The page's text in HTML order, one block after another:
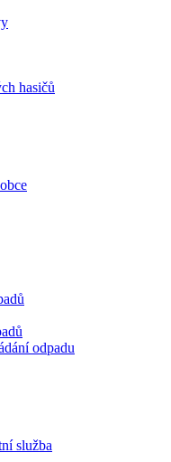
hasičů
odpadu
služba